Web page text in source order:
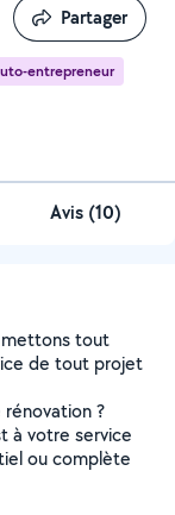
entrepreneur
Partager
Partager
Avis (10)
mettons tout
de tout projet
?
à votre service
ou complète